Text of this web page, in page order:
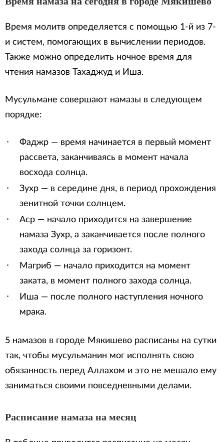
Время молитв определяется с помощью 1-й из 7-
и систем, помогающих в вычислении периодов.
Также можно определить ночное время для
чтения намазов Тахаджуд и Иша.
Мусульмане совершают намазы в следующем
порядке:
Фаджр — время начинается в первый момент
рассвета, заканчиваясь в момент начала
восхода солнца.
Зухр — в середине дня, в период прохождения
зенитной точки солнцем.
Аср — начало приходится на завершение
намаза Зухр, а заканчивается после полного
захода солнца за горизонт.
Магриб — начало приходится на момент
заката, в момент полного захода солнца.
Иша — после полного наступления ночного
мрака.
5 намазов в городе Мякишево расписаны на сутки
так, чтобы мусульманин мог исполнять свою
обязанность перед Аллахом и это не мешало ему
заниматься своими повседневными делами.
Расписание намаза на месяц